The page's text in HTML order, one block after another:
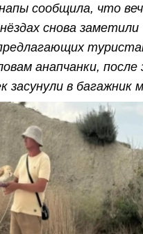
сообщила, что
снова заметили
анапчанки, после
засунули в багажник